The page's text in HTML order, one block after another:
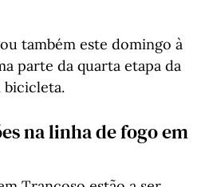
também este domingo à
parte da quarta etapa da
bicicleta.
na linha de fogo em